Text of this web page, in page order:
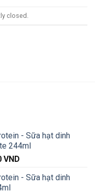
closed.
- Sữa hạt dinh
244ml
VND
từ
- Sữa hạt dinh